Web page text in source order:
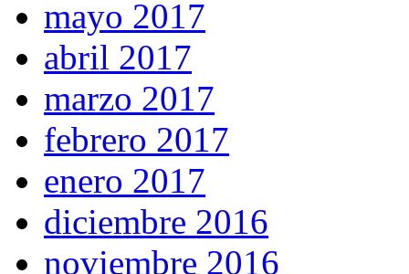
mayo 2017
abril 2017
marzo 2017
febrero 2017
enero 2017
diciembre 2016
noviembre 2016